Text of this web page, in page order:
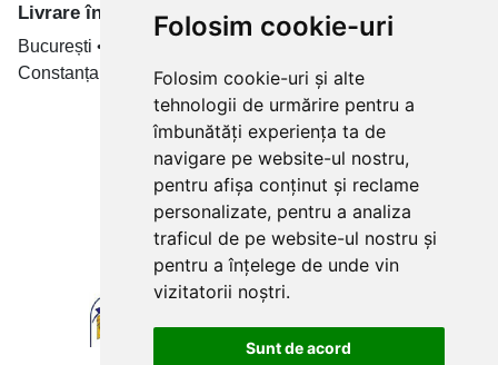
Folosim cookie-uri
Folosim cookie-uri și alte
tehnologii de urmărire pentru a
îmbunătăți experiența ta de
navigare pe website-ul nostru,
pentru afișa conținut și reclame
personalizate, pentru a analiza
traficul de pe website-ul nostru și
pentru a înțelege de unde vin
vizitatorii noștri.
Sunt de acord
Livrare în toate țară
București • Cluj-Napoca • Brașov • Timișoara • Iași •
Constanța • Craiova
Plăți cu card bancar prin